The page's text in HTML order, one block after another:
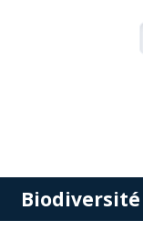
Biodiversité